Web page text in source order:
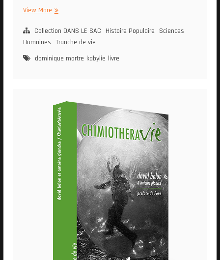
View MoreLa
en
Partage
Collection DANS LE SAC Histoire Populaire
Sciences
Humaines Tranche de vie
dominique martre kabylie livre